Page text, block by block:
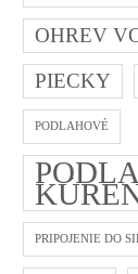
OHREV
PIECKY
PODLAHOVÉ
PRIPOJENIE DO